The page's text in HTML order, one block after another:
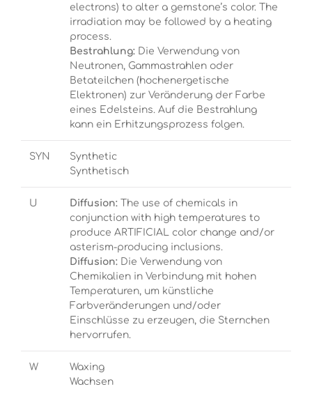
electrons) to alter a gemstone’s color. The
irradiation may be followed by a heating
process.
Bestrahlung: Die Verwendung von
Neutronen, Gammastrahlen oder
Betateilchen (hochenergetische
Elektronen) zur Veränderung der Farbe
eines Edelsteins. Auf die Bestrahlung
kann ein Erhitzungsprozess folgen.
SYN
Synthetic
Synthetisch
U Diffusion: The use of chemicals in
conjunction with high temperatures to
produce ARTIFICIAL color change and/or
asterism-producing inclusions.
Diffusion: Die Verwendung von
Chemikalien in Verbindung mit hohen
Temperaturen, um künstliche
Farbveränderungen und/oder
Einschlüsse zu erzeugen, die Sternchen
hervorrufen.
W
Waxing
Wachsen